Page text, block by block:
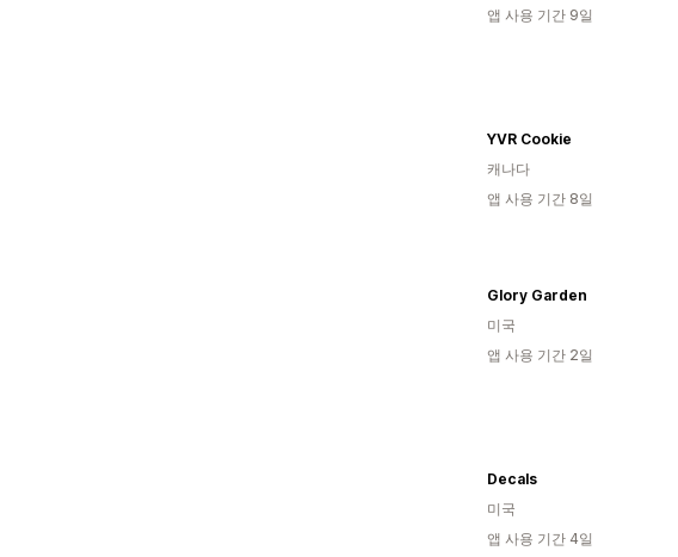
앱 사용 기간 9일
YVR Cookie
캐나다
앱 사용 기간 8일
Glory Garden
미국
앱 사용 기간 2일
Decals
미국
앱 사용 기간 4일